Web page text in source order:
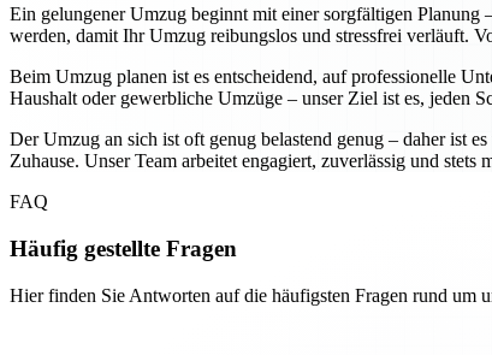
Ein gelungener Umzug beginnt mit einer sorgfältigen
werden, damit Ihr Umzug reibungslos und stressfrei verläuft.
Beim Umzug planen ist es entscheidend, auf professionelle
Haushalt oder gewerbliche Umzüge – unser Ziel ist es, jeden
Der Umzug an sich ist oft genug belastend genug – daher ist
Zuhause. Unser Team arbeitet engagiert, zuverlässig und
FAQ
Häufig gestellte Fragen
Hier finden Sie Antworten auf die häufigsten Fragen rund um